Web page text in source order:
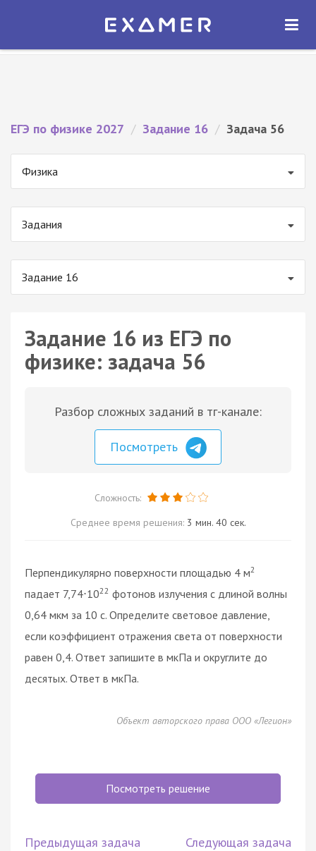
Экзамер — ЕГЭ 2027
ОТКРЫТЬ
ЕГЭ по физике 2027 / Задание 16 / Задача 56
Физика
Задания
Задание 16
Задание 16 из ЕГЭ по
физике: задача 56
Разбор сложных заданий в тг-канале:
Посмотреть
Сложность:
Среднее время решения: 3 мин. 40 сек.
Перпендикулярно поверхности площадью 4 м2
падает 7,74·1022 фотонов излучения с длиной волны
0,64 мкм за 10 с. Определите световое давление,
если коэффициент отражения света от поверхности
равен 0,4. Ответ запишите в мкПа и округлите до
десятых. Ответ в мкПа.
Объект авторского права ООО «Легион»
Посмотреть решение
Предыдущая задача Следующая задача